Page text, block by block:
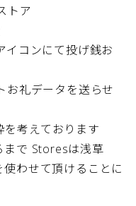
トア
コンにて投げ銭お
お礼データを送らせ
考えております
で Storesは浅草
わせて頂けることに